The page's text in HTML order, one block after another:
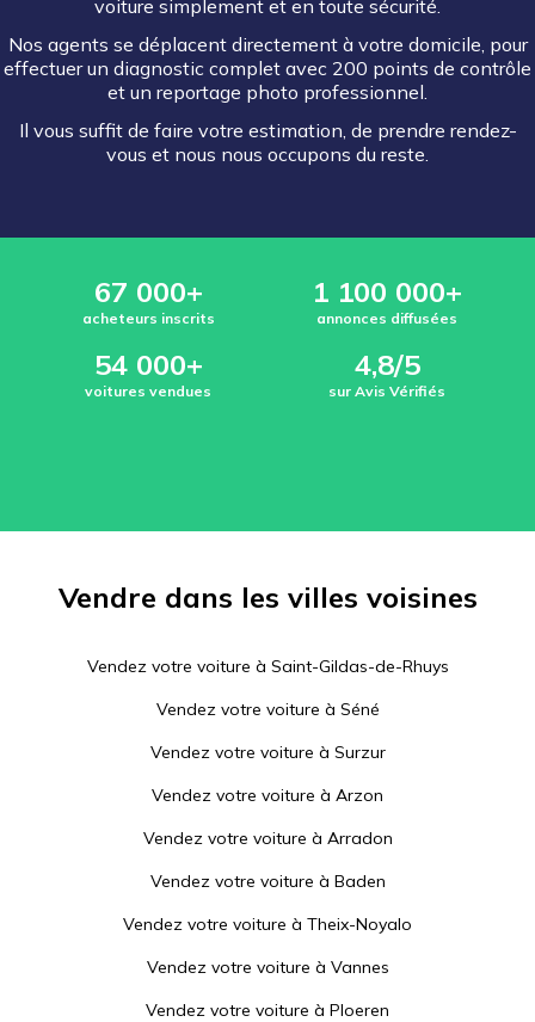
voiture simplement et en toute sécurité.
Nos agents se déplacent directement à votre domicile, pour
effectuer un diagnostic complet avec 200 points de contrôle
et un reportage photo professionnel.
Il vous suffit de faire votre estimation, de prendre rendez-
vous et nous nous occupons du reste.
67 000+
acheteurs inscrits
1 100 000+
annonces diffusées
54 000+
voitures vendues
4,8/5
sur Avis Vérifiés
Vendre dans les villes voisines
Vendez votre voiture à Saint-Gildas-de-Rhuys
Vendez votre voiture à Séné
Vendez votre voiture à Surzur
Vendez votre voiture à Arzon
Vendez votre voiture à Arradon
Vendez votre voiture à Baden
Vendez votre voiture à Theix-Noyalo
Vendez votre voiture à Vannes
Vendez votre voiture à Ploeren